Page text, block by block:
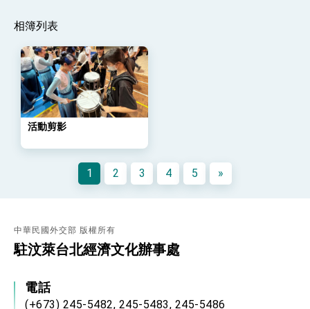
外交部與數位發展部攜手合作，整合台灣雄厚數
位實力，達成固邦榮邦目標
外交部長林佳龍主持第35次「參與亞太經濟合作
策略小組」跨部會會議
民調顯示多數國人滿意政府外交表現，高度支持
「總合外交」與台歐美日關係深化
年談話
總統主持「守護民主台灣國安行動方案」記者
會 強調以實力守護台海和平 以決心掌握國家
命運
變局中 奮起的新臺灣 總統發表國慶演說
團結 迎風轉型 穩健前行
賴總統就職演說影片
外交部重要言論
相簿列表
活動剪影
1 2 3 4 5 »
中華民國外交部 版權所有
駐汶萊台北經濟文化辦事處
電話
(+673) 245-5482, 245-5483, 245-5486